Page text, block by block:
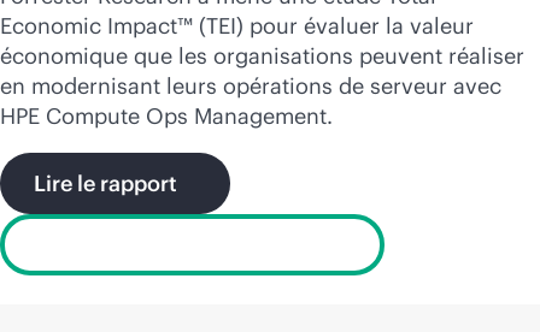
Economic Impact™ (TEI) pour évaluer la valeur
économique que les organisations peuvent réaliser
en modernisant leurs opérations de serveur avec
HPE Compute Ops Management.
Lire le rapport